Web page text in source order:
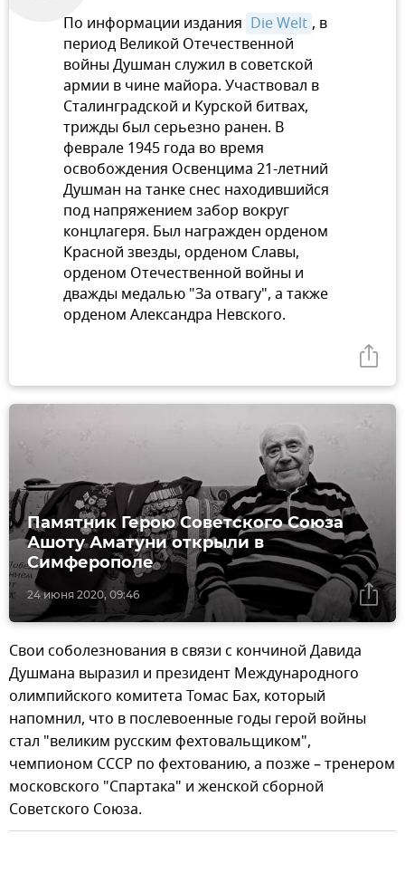
По информации издания Die Welt , в
период Великой Отечественной
войны Душман служил в советской
армии в чине майора. Участвовал в
Сталинградской и Курской битвах,
трижды был серьезно ранен. В
феврале 1945 года во время
освобождения Освенцима 21-летний
Душман на танке снес находившийся
под напряжением забор вокруг
концлагеря. Был награжден орденом
Красной звезды, орденом Славы,
орденом Отечественной войны и
дважды медалью "За отвагу", а также
орденом Александра Невского.
24 июня 2020, 09:46
Памятник Герою Советского Союза
Ашоту Аматуни открыли в
Симферополе
Свои соболезнования в связи с кончиной Давида
Душмана выразил и президент Международного
олимпийского комитета Томас Бах, который
напомнил, что в послевоенные годы герой войны
стал "великим русским фехтовальщиком",
чемпионом СССР по фехтованию, а позже – тренером
московского "Спартака" и женской сборной
Советского Союза.